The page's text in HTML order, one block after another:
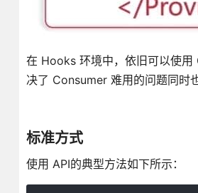
在 Hooks 环境中，依旧可以使
决了 Consumer 难用的问题同
标准方式
使用 API的典型方法如下所示：